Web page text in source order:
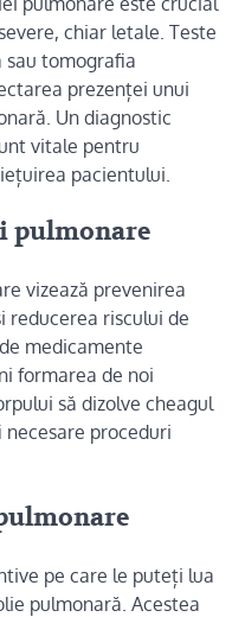
chiar letale. Teste
sau tomografia
prezenței unui
Un diagnostic
vitale pentru
pacientului.
pulmonare
vizează prevenirea
reducerea riscului de
medicamente
formarea de noi
să dizolve cheagul
proceduri
pe care le puteți lua
pulmonară. Acestea